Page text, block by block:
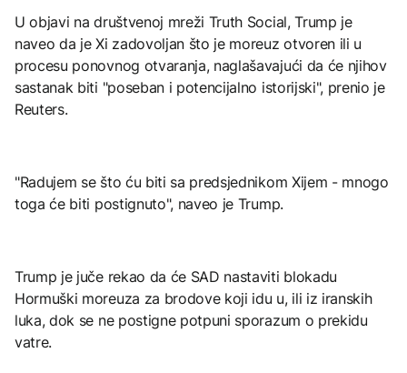
U objavi na društvenoj mreži Truth Social, Trump je
naveo da je Xi zadovoljan što je moreuz otvoren ili u
procesu ponovnog otvaranja, naglašavajući da će njihov
sastanak biti "poseban i potencijalno istorijski", prenio je
Reuters.
"Radujem se što ću biti sa predsjednikom Xijem - mnogo
toga će biti postignuto", naveo je Trump.
Trump je juče rekao da će SAD nastaviti blokadu
Hormuški moreuza za brodove koji idu u, ili iz iranskih
luka, dok se ne postigne potpuni sporazum o prekidu
vatre.